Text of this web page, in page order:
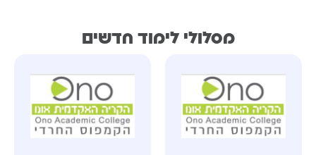
מסלולי לימוד חדשים